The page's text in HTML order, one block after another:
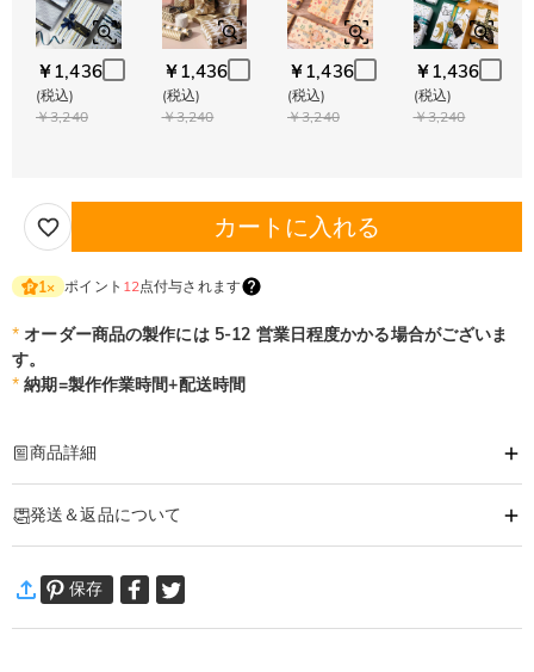
￥1,436
(税込)
￥3,240
￥1,436
(税込)
￥3,240
￥1,436
(税込)
￥3,240
￥1,436
(税込)
￥3,240
カートに入れる
1× ポイント 12点付与されます
* オーダー商品の製作には 5-12 営業日程度かかる場合がございま
す。
* 納期=製作作業時間+配送時間
商品詳細
サッカーボールをかたどったユニークな形のビールグラスです。
トロフィー型なので優勝記念やお世話になった先生へのお礼の品にも喜ばれそ
うです！
発送＆返品について
万一、ご注文商品にご満足いただけない場合は、商品が到着後60日
保存